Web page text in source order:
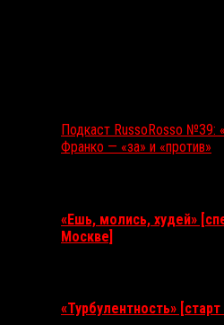
Подкаст RussoRosso №39:
Франко — «за» и «против»
«Ешь, молись, худей»
Москве]
«Турбулентность»